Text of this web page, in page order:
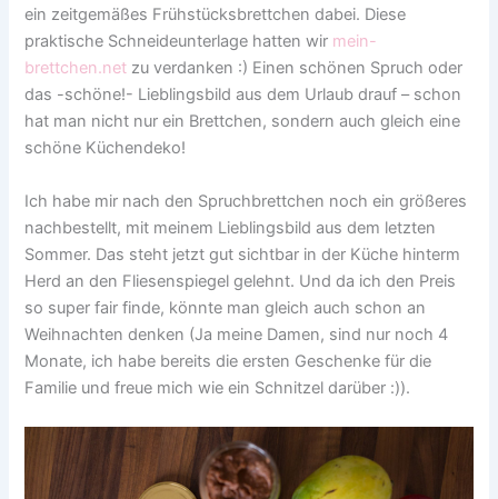
ein zeitgemäßes Frühstücksbrettchen dabei. Diese
praktische Schneideunterlage hatten wir mein-
brettchen.net zu verdanken :) Einen schönen Spruch oder
das -schöne!- Lieblingsbild aus dem Urlaub drauf – schon
hat man nicht nur ein Brettchen, sondern auch gleich eine
schöne Küchendeko!
Ich habe mir nach den Spruchbrettchen noch ein größeres
nachbestellt, mit meinem Lieblingsbild aus dem letzten
Sommer. Das steht jetzt gut sichtbar in der Küche hinterm
Herd an den Fliesenspiegel gelehnt. Und da ich den Preis
so super fair finde, könnte man gleich auch schon an
Weihnachten denken (Ja meine Damen, sind nur noch 4
Monate, ich habe bereits die ersten Geschenke für die
Familie und freue mich wie ein Schnitzel darüber :)).